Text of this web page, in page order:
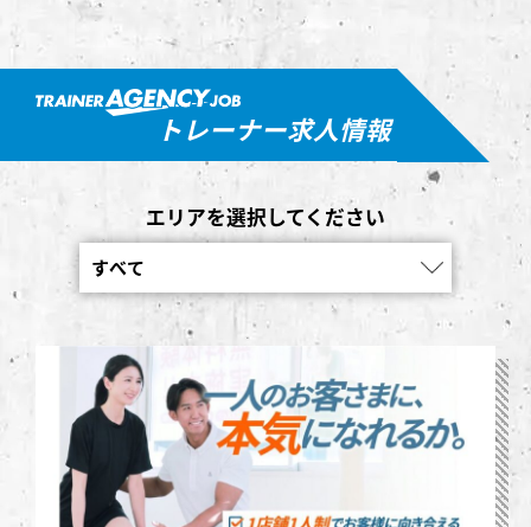
トレーナー求人情報
エリアを選択してください